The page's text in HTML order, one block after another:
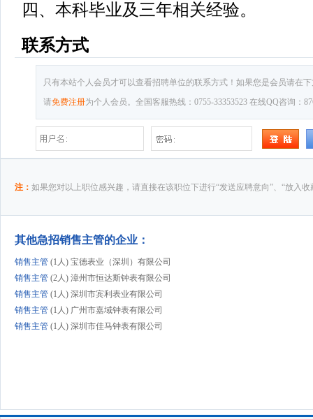
四、本科毕业及三年相关经验。
联系方式
只有本站个人会员才可以查看招聘单位的联系方式！如果您是会员请在
请免费注册为个人会员。全国客服热线：0755-33353523 在线QQ咨询：
注： 如果您对以上职位感兴趣，请直接在该职位下进行“发送应聘意向”、“放入
其他急招销售主管的企业：
销售主管 (1人) 宝德表业（深圳）有限公司
销售主管 (2人) 漳州市恒达斯钟表有限公司
销售主管 (1人) 深圳市宾利表业有限公司
销售主管 (1人) 广州市嘉域钟表有限公司
销售主管 (1人) 深圳市佳马钟表有限公司